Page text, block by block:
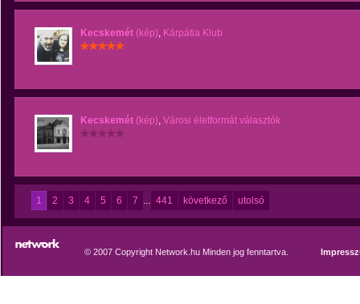
Kecskemét (kép), Kárpátia Klub
Kecskemét (kép), Városi életformát választók
1 2 3 4 5 6 7 ... 441 következő utolsó
© 2007 Copyright Network.hu Minden jog fenntartva.